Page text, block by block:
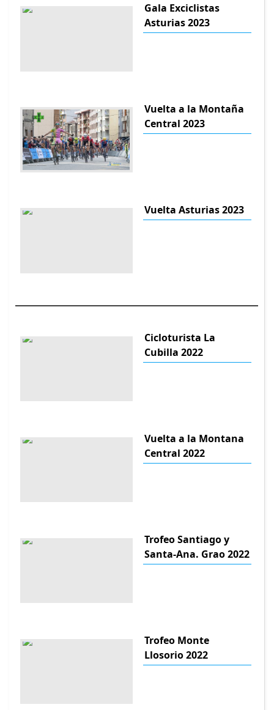
Gala Exciclistas
Asturias 2023
Vuelta a la Montaña
Central 2023
Vuelta Asturias 2023
Cicloturista La
Cubilla 2022
Vuelta a la Montana
Central 2022
Trofeo Santiago y
Santa-Ana. Grao 2022
Trofeo Monte
Llosorio 2022